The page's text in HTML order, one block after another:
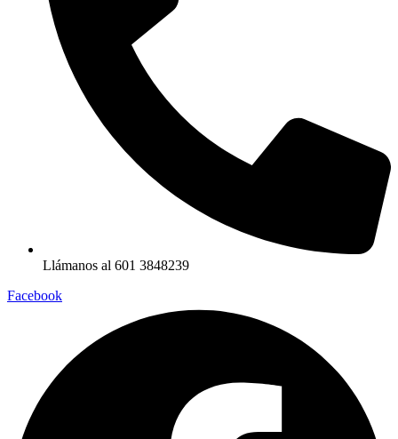
Llámanos al 601 3848239
Facebook